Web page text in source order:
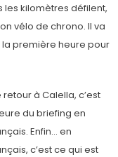
les kilomètres défilent,
vélo de chrono. Il va
première heure pour
retour à Calella, c’est
du briefing en
Enfin… en
c’est ce qui est